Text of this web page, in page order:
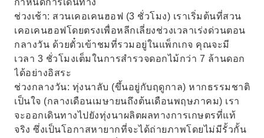
กำหนดการเดินทาง
ช่วงเช้า: สวนเคอเคนฮอฟ (3 ชั่วโมง) เราเริ่มต้นที่สวน
เคอเคนฮอฟโดยตรงเพื่อหลีกเลี่ยงช่วงเวลาเร่งด่วนตอน
กลางวัน ด้วยตั๋วเข้าชมที่รวมอยู่ในแพ็กเกจ คุณจะมี
เวลา 3 ชั่วโมงเต็มในการสำรวจดอกไม้กว่า 7 ล้านดอก
ได้อย่างอิสระ
ช่วงกลางวัน: ทุ่งนาลับ (ขึ้นอยู่กับฤดูกาล) หากธรรมชาติ
เป็นใจ (กลางเดือนเมษายนถึงต้นเดือนพฤษภาคม) เรา
จะออกเดินทางไปยังทุ่งนาผลิตผลทางการเกษตรที่แท้
จริง ซึ่งเป็นโอกาสหายากที่จะได้ถ่ายภาพโดยไม่มีรั้วกั้น